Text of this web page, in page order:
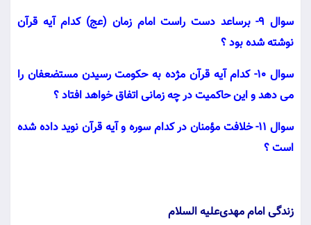
سوال 9- برساعد دست راست امام زمان (عج) کدام آیه قرآن
نوشته شده بود ؟
سوال 10- کدام آیه قرآن مژده به حکومت رسیدن مستضعفان را
می دهد و این حاکمیت در چه زمانی اتفاق خواهد افتاد ؟
سوال 11- خلافت مؤمنان در کدام سوره و آیه قرآن نوید داده شده
است ؟
زندگى امام مهدى‌عليه السلام